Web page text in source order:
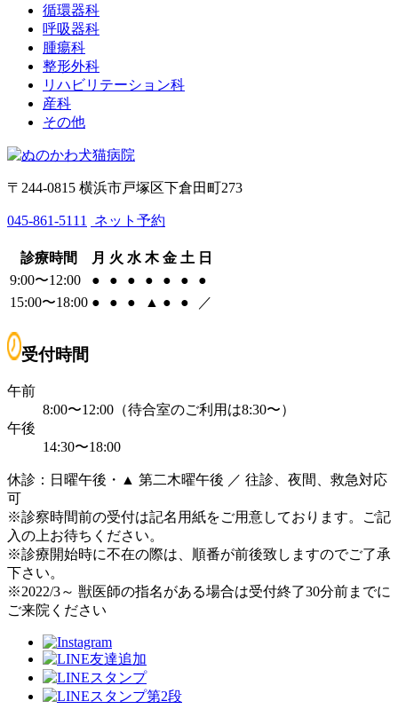
循環器科
呼吸器科
腫瘍科
整形外科
リハビリテーション科
産科
その他
〒244-0815 横浜市戸塚区下倉田町273
045-861-5111 ネット予約
診療時間 月 火 水 木 金 土 日
9:00〜12:00
● ● ● ● ● ●
●
15:00〜18:00 ● ● ● ▲ ● ● ／
受付時間
午前
8:00〜12:00（待合室のご利用は8:30〜）
午後
14:30〜18:00
休診：日曜午後・▲ 第二木曜午後 ／ 往診、夜間、救急対応
可
※診察時間前の受付は記名用紙をご用意しております。ご記
入の上お待ちください。
※診療開始時に不在の際は、順番が前後致しますのでご了承
下さい。
※2022/3～ 獣医師の指名がある場合は受付終了30分前までに
ご来院ください